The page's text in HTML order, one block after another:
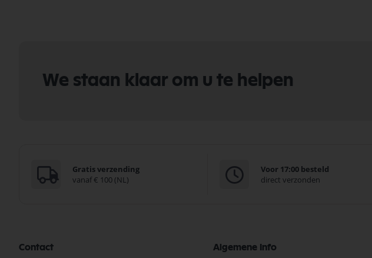
We staan klaar om u te helpen
Gratis verzending
vanaf € 100 (NL)
Voor 17:00 besteld
direct verzonden
Contact Algemene Info